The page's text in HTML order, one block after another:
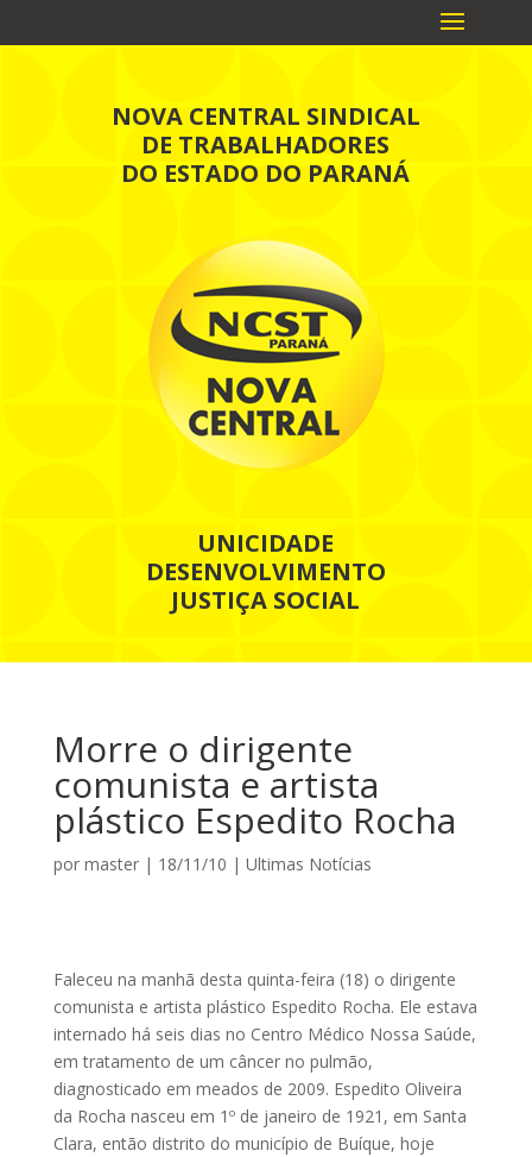
NOVA CENTRAL SINDICAL
DE TRABALHADORES
DO ESTADO DO PARANÁ
UNICIDADE
DESENVOLVIMENTO
JUSTIÇA SOCIAL
Morre o dirigente
comunista e artista
plástico Espedito Rocha
por master| 18/11/10 | Ultimas Notícias
Faleceu na manhã desta quinta-feira (18) o dirigente
comunista e artista plástico Espedito Rocha. Ele estava
internado há seis dias no Centro Médico Nossa Saúde,
em tratamento de um câncer no pulmão,
diagnosticado em meados de 2009. Espedito Oliveira
da Rocha nasceu em 1º de janeiro de 1921, em Santa
Clara, então distrito do município de Buíque, hoje